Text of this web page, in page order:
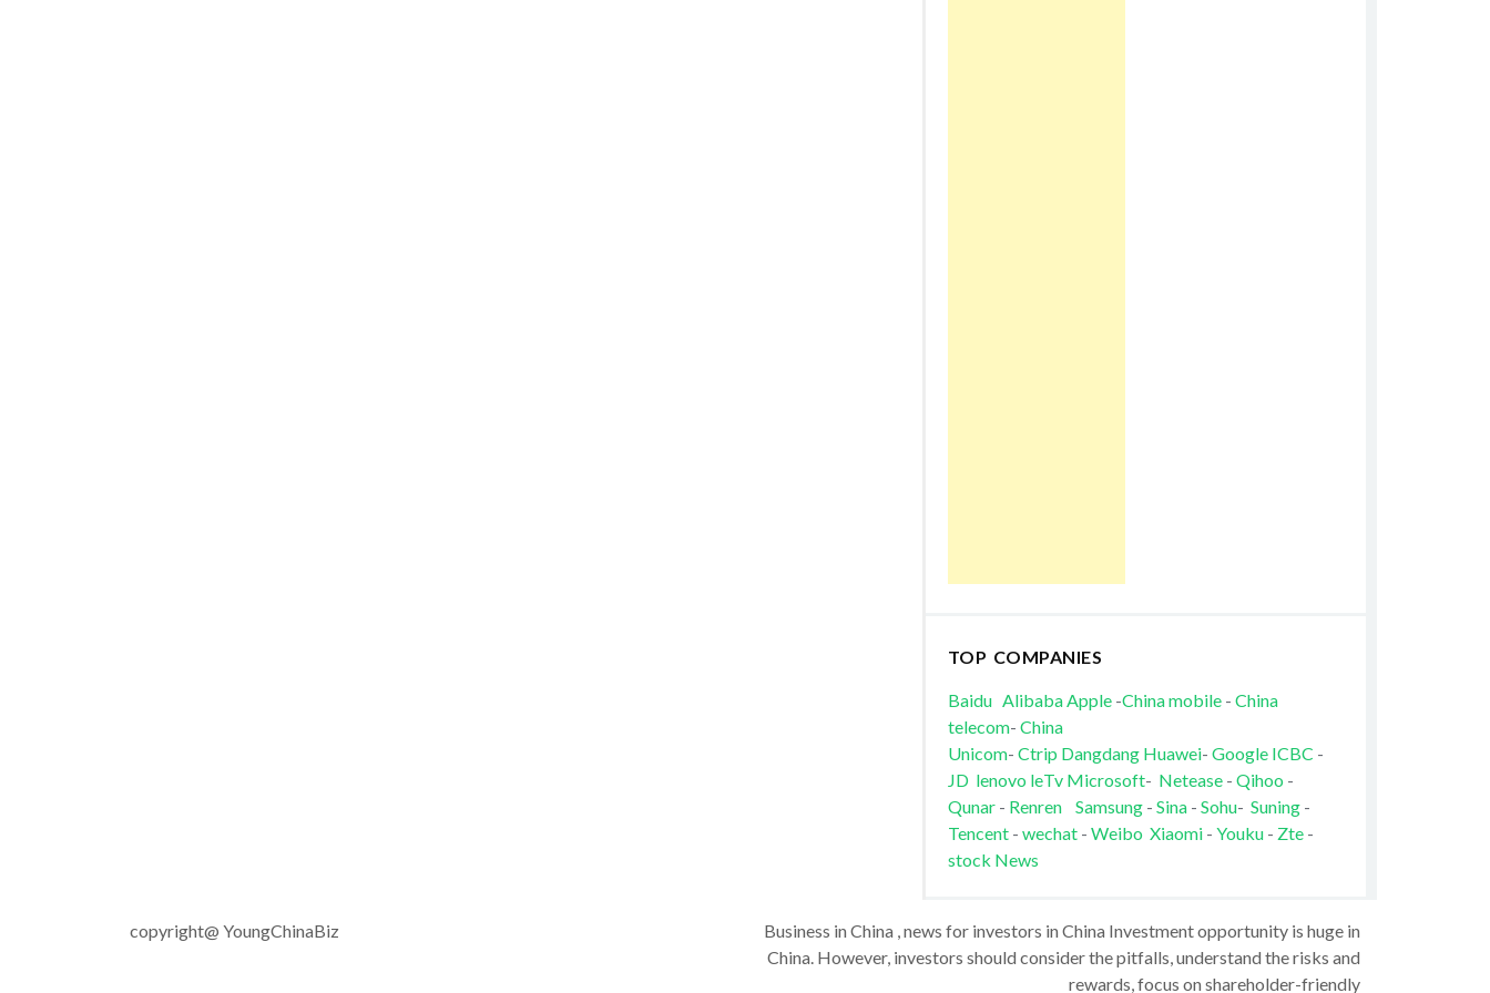
TOP COMPANIES
Baidu AlibabaApple-China mobile- China
telecom- China
Unicom- Ctrip Dangdang Huawei- Google ICBC -
JD lenovo leTv Microsoft- Netease- Qihoo -
Qunar- Renren Samsung- Sina- Sohu- Suning-
Tencent- wechat - Weibo Xiaomi- Youku - Zte-
stock News
copyright@ YoungChinaBiz
Business in China , news for investors in China Investment opportunity is huge in
China. However, investors should consider the pitfalls, understand the risks and
rewards, focus on shareholder-friendly